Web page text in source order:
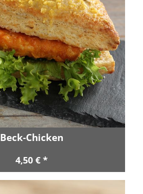
Beck-Chicken
4,50 € *